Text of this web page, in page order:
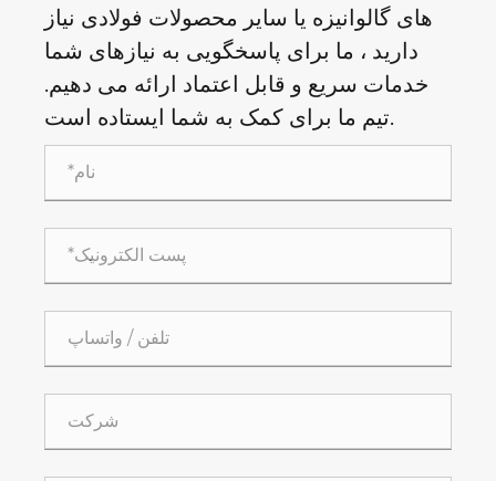
های گالوانیزه یا سایر محصولات فولادی نیاز
دارید ، ما برای پاسخگویی به نیازهای شما
خدمات سریع و قابل اعتماد ارائه می دهیم.
تیم ما برای کمک به شما ایستاده است.